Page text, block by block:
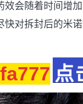
效会随着时间增
对拆封后的米
点